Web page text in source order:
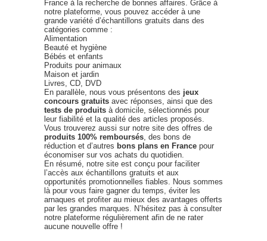
France à la recherche de bonnes affaires. Grâce à
notre plateforme, vous pouvez accéder à une
grande variété d’échantillons gratuits dans des
catégories comme :
Alimentation
Beauté et hygiène
Bébés et enfants
Produits pour animaux
Maison et jardin
Livres, CD, DVD
En parallèle, nous vous présentons des jeux
concours gratuits avec réponses, ainsi que des
tests de produits à domicile, sélectionnés pour
leur fiabilité et la qualité des articles proposés.
Vous trouverez aussi sur notre site des offres de
produits 100% remboursés, des bons de
réduction et d’autres bons plans en France pour
économiser sur vos achats du quotidien.
En résumé, notre site est conçu pour faciliter
l’accès aux échantillons gratuits et aux
opportunités promotionnelles fiables. Nous sommes
là pour vous faire gagner du temps, éviter les
arnaques et profiter au mieux des avantages offerts
par les grandes marques. N’hésitez pas à consulter
notre plateforme régulièrement afin de ne rater
aucune nouvelle offre !